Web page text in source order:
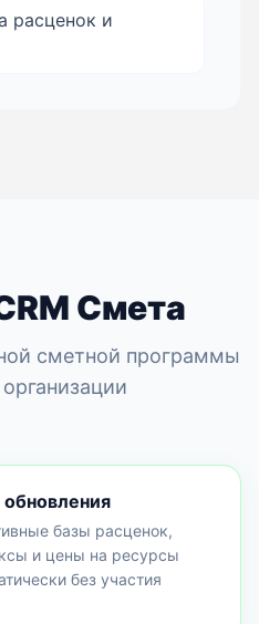
расценок и
Смета
сметной программы
базы расценок,
и цены на ресурсы
без участия